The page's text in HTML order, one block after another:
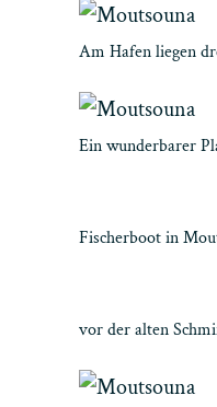
Am Hafen liegen
Ein wunderbarer
Fischerboot in
vor der alten